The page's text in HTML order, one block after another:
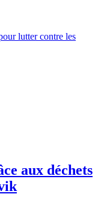
lutter contre les
aux déchets